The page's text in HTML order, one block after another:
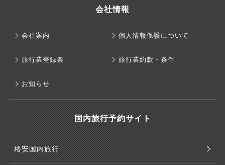
会社情報
会社案内 個人情報保護について
旅行業登録票 旅行業約款・条件
お知らせ
国内旅行予約サイト
格安国内旅行